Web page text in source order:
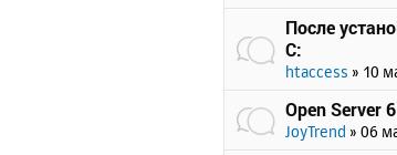
После
C:
htaccess » 10
Open Server
JoyTrend » 06